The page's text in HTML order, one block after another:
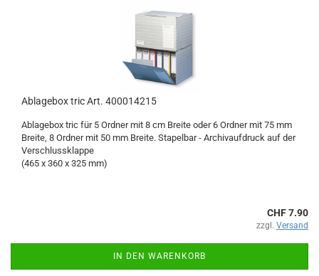
Ablagebox tric Art. 400014215
Ablagebox tric für 5 Ordner mit 8 cm Breite oder 6 Ordner mit 75 mm
Breite, 8 Ordner mit 50 mm Breite. Stapelbar - Archivaufdruck auf der
Verschlussklappe
(465 x 360 x 325 mm)
CHF 7.90
zzgl. Versand
IN DEN WARENKORB